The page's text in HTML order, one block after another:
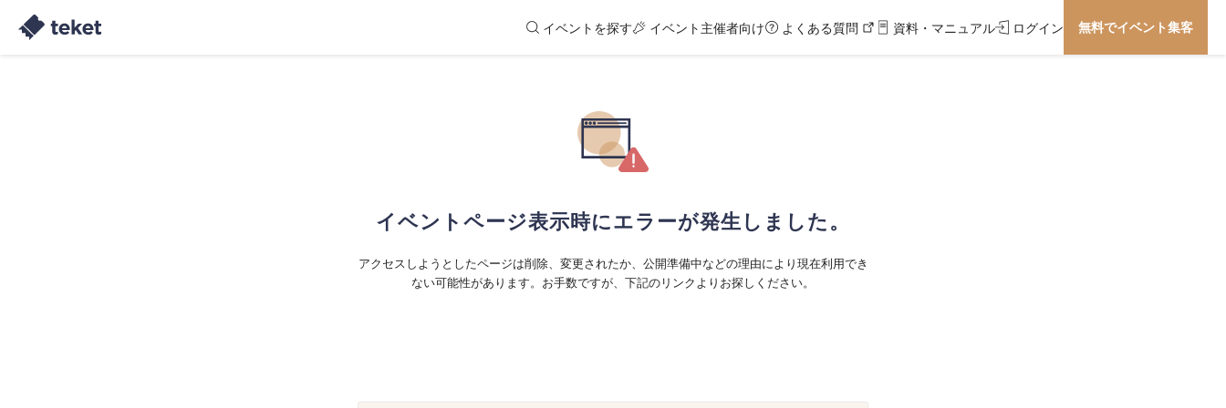
イベントを探す イベント主催者向け よくある質問 資料・マニュアル ログイン 無料でイベント集客
イベントページ表示時にエラーが発生しました。
アクセスしようとしたページは削除、変更されたか、公開準備中などの理由により現在利用でき
ない可能性があります。お手数ですが、下記のリンクよりお探しください。